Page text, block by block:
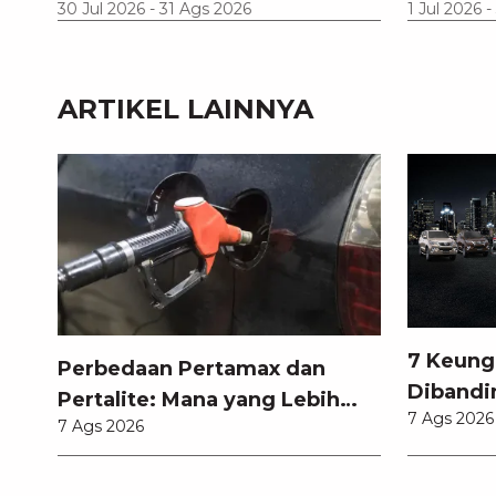
30 Jul 2026 - 31 Ags 2026 1 Jul 2026 -
ARTIKEL LAINNYA
Perbedaan Pertamax dan
Pertalite: Mana yang Lebih
Baik untuk Mobil Toyota
Anda?
7 Ags 2026
7
Anda
7 Ags 2026